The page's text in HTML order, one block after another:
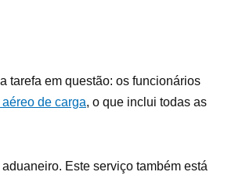
tarefa em questão: os funcionários
de carga, o que inclui todas as
Este serviço também está